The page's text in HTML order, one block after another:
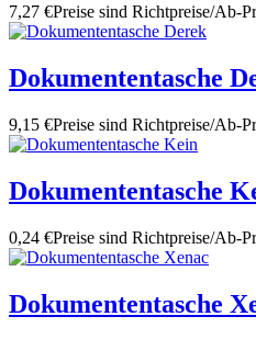
7,27 €Preise sind Richtpreise/Ab-
Dokumententasche
9,15 €Preise sind Richtpreise/Ab-
Dokumententasche
0,24 €Preise sind Richtpreise/Ab-
Dokumententasche